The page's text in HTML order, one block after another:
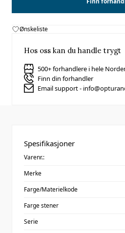
Ønskeliste
Hos oss kan du handle trygt
500+ forhandlere i hele
Finn din forhandler
Email support -
Spesifikasjoner
Varenr.:
Merke
Farge/Materielkode
Farge stener
Serie